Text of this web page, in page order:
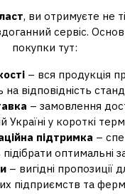
, ви отримуєте не
сервіс.
покупки тут:
– вся продукція
на відповідність
– замовлення
Україні у короткі
підтримка –
оптимальні
– вигідні пропозиції
підприємств та